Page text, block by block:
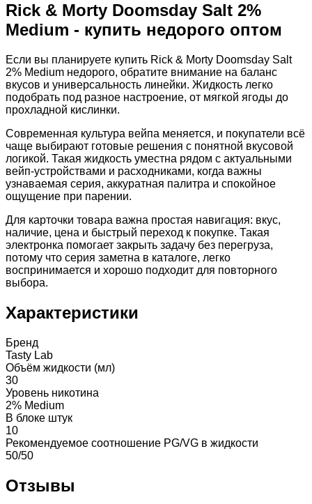
Rick & Morty Doomsday Salt 2%
Medium - купить недорого оптом
Если вы планируете купить Rick & Morty Doomsday Salt
2% Medium недорого, обратите внимание на баланс
вкусов и универсальность линейки. Жидкость легко
подобрать под разное настроение, от мягкой ягоды до
прохладной кислинки.
Современная культура вейпа меняется, и покупатели всё
чаще выбирают готовые решения с понятной вкусовой
логикой. Такая жидкость уместна рядом с актуальными
вейп-устройствами и расходниками, когда важны
узнаваемая серия, аккуратная палитра и спокойное
ощущение при парении.
Для карточки товара важна простая навигация: вкус,
наличие, цена и быстрый переход к покупке. Такая
электронка помогает закрыть задачу без перегруза,
потому что серия заметна в каталоге, легко
воспринимается и хорошо подходит для повторного
выбора.
Характеристики
Бренд
Tasty Lab
Объём жидкости (мл)
30
Уровень никотина
2% Medium
В блоке штук
10
Рекомендуемое соотношение PG/VG в жидкости
50/50
Отзывы